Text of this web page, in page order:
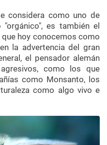
considera como uno de
es también el
hoy conocemos como
la advertencia del gran
el pensador alemán
como los que
como Monsanto, los
como algo vivo e